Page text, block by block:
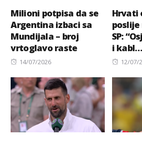
Milioni potpisa da se
Argentina izbaci sa
Mundijala – broj
vrtoglavo raste
Posted
14/07/2026
Hrvati
poslije
SP:
i
Posted
12/07/